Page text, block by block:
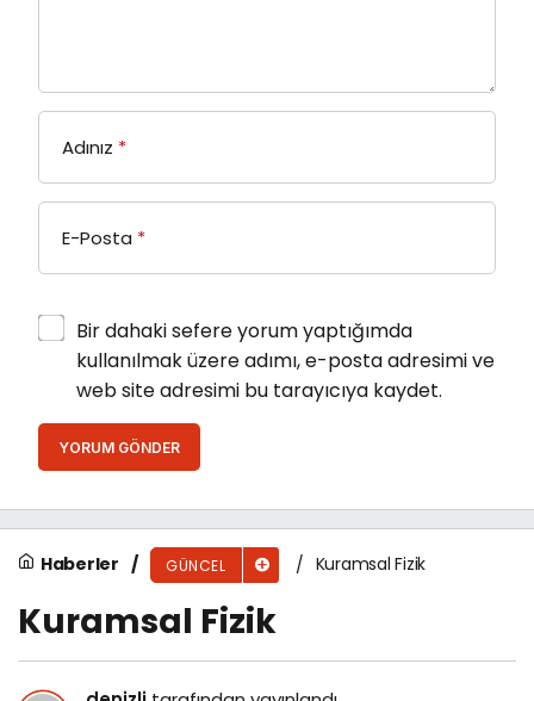
Adınız *
E-Posta *
Bir dahaki sefere yorum yaptığımda
kullanılmak üzere adımı, e-posta adresimi ve
web site adresimi bu tarayıcıya kaydet.
YORUM GÖNDER
Haberler GÜNCEL Kuramsal Fizik
Kuramsal Fizik